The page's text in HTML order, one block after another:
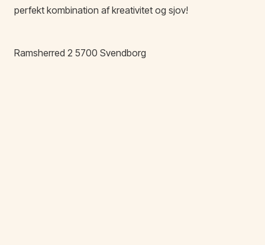
perfekt kombination af kreativitet og sjov!
Ramsherred 2 5700 Svendborg